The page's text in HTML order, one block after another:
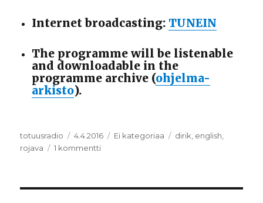
Internet broadcasting: TUNEIN
The programme will be listenable
and downloadable in the
programme archive (ohjelma-
arkisto).
Kirjoittaja
totuusradio Julkaistu
4.4.2016 Kategoriat
Ei kategoriaa Avainsanat
dirik english
rojava
1 kommentti